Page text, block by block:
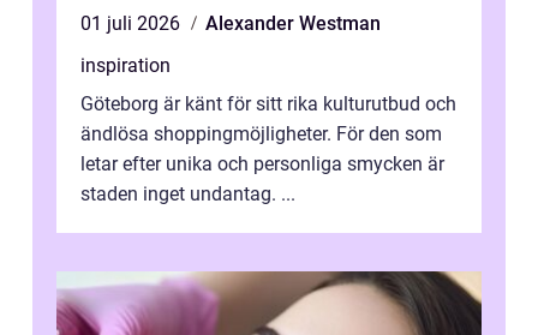
01 juli 2026
Alexander Westman
inspiration
Göteborg är känt för sitt rika kulturutbud och
ändlösa shoppingmöjligheter. För den som
letar efter unika och personliga smycken är
staden inget undantag. ...